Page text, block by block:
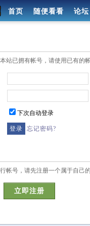
首页 随便看看 论坛
站已拥有帐号，请使用已有的
下次自动登录
忘记密码?
帐号，请先注册一个属于自己的
立即注册